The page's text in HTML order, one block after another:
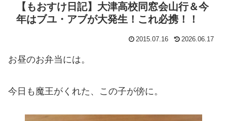
【もおすけ日記】大津高校同窓会山行＆今
年はブユ・アブが大発生！これ必携！！
2015.07.16 2026.06.17
お昼のお弁当には。
今日も魔王がくれた、この子が傍に。